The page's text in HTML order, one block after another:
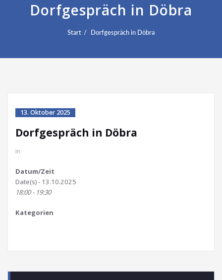
Dorfgespräch in Döbra
Start Dorfgespräch in Döbra
13. Oktober 2025
Dorfgespräch in Döbra
in
Datum/Zeit
Date(s) - 13.10.2025
18:00 - 19:30
Kategorien